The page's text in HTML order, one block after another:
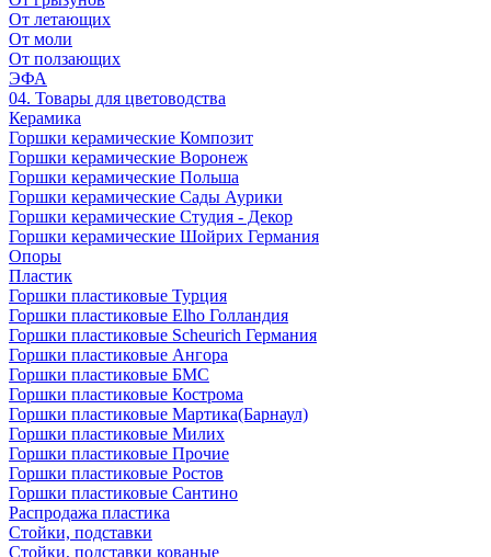
От летающих
От моли
От ползающих
ЭФА
04. Товары для цветоводства
Керамика
Горшки керамические Композит
Горшки керамические Воронеж
Горшки керамические Польша
Горшки керамические Сады Аурики
Горшки керамические Студия - Декор
Горшки керамические Шойрих Германия
Опоры
Пластик
Горшки пластиковые Турция
Горшки пластиковые Elho Голландия
Горшки пластиковые Scheuriсh Германия
Горшки пластиковые Ангора
Горшки пластиковые БМС
Горшки пластиковые Кострома
Горшки пластиковые Мартика(Барнаул)
Горшки пластиковые Милих
Горшки пластиковые Прочие
Горшки пластиковые Ростов
Горшки пластиковые Сантино
Распродажа пластика
Стойки, подставки
Стойки, подставки кованые